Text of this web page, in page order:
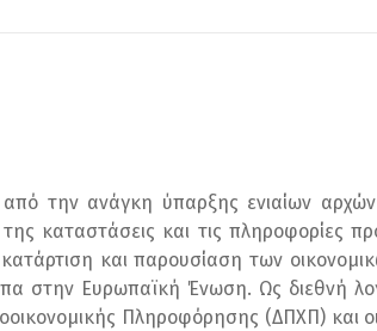
την ανάγκη ύπαρξης ενιαίων
της καταστάσεις και τις πληροφορίες
και παρουσίαση των
στην Ευρωπαϊκή Ένωση. Ως διεθνή
Πληροφόρησης (ΔΠΧΠ) και